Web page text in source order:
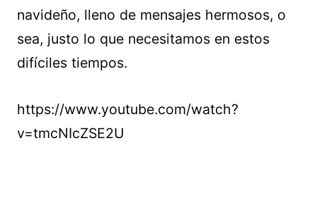
navideño, lleno de mensajes hermosos, o
sea, justo lo que necesitamos en estos
difíciles tiempos.
https://www.youtube.com/watch?
v=tmcNIcZSE2U